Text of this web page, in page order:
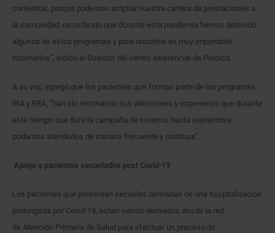
contentos, porque podemos ampliar nuestra cartera de prestaciones a
la comunidad, recordando que durante esta pandemia hemos detenido
algunos de estos programas y para nosotros es muy importante
retomarlos”, indicó el Director del centro asistencial de Petorca.
A su vez, agregó que los pacientes que forman parte de los programas
IRA y ERA, “han ido retomando sus atenciones y esperemos que durante
este tiempo que dura la campaña de invierno, hasta septiembre,
podamos atenderlos de manera frecuente y continua”.
Apoyo a pacientes secuelados post Covid-19
Los pacientes que presentan secuelas derivadas de una hospitalización
prolongada por Covid-19, están siendo derivados desde la red
de Atención Primaria de Salud para efectuar un proceso de